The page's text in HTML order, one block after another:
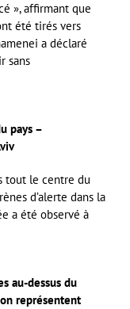
», affirmant que
été tirés vers
a déclaré
sans
pays –
tout le centre du
d’alerte dans la
a été observé à
au-dessus du
représentent